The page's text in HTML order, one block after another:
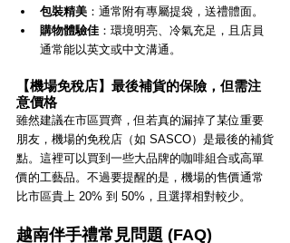
包裝精美 ：通常附有專屬提袋，送禮體面。
購物體驗佳 ：環境明亮、冷氣充足，且店員
通常能以英文或中文溝通。
【機場免稅店】最後補貨的保險，但需注
意價格
雖然建議在市區買齊，但若真的漏掉了某位重要
朋友，機場的免稅店（如 SASCO）是最後的補貨
點。這裡可以買到一些大品牌的咖啡組合或高單
價的工藝品。不過要提醒的是，機場的售價通常
比市區貴上 20% 到 50%，且選擇相對較少。
越南伴手禮常見問題 (FAQ)